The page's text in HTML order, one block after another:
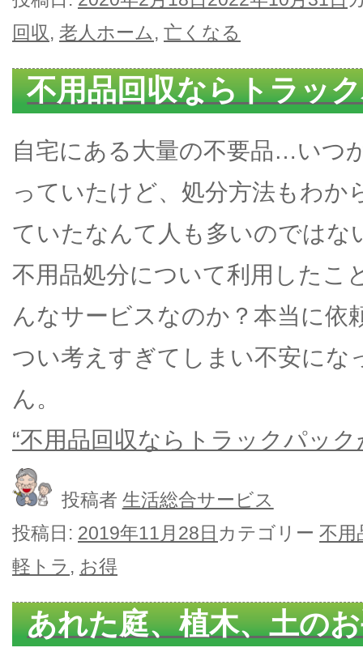
回収, 老人ホーム, 亡くなる
不用品回収ならトラッ
自宅にある大量の不要品…いつ
っていたけど、処分方法もわか
ていたなんて人も多いのではな
不用品処分について利用したこ
んなサービスなのか？本当に
つい考えすぎてしまい不安に
ん。
“不用品回収ならトラックパッ
投稿者 生活総合サービス
投稿日: 2019年11月28日 カテゴリー 不用
軽トラ , お得
あれた庭、植木、土の